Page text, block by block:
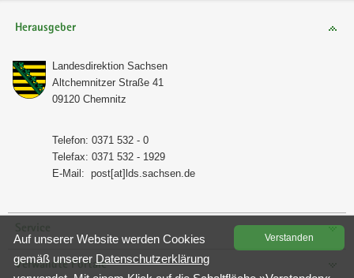
Herausgeber
Lan­des­di­rek­ti­on Sach­sen
Alt­chem­nit­zer Stra­ße 41
09120 Chem­nitz
Te­le­fon: 0371 532 - 0
Te­le­fax: 0371 532 - 1929
E-​Mail: post[at]lds.sach­sen.de
Verwandte Portale
Ver­stan­den
Auf un­se­rer Web­site wer­den Coo­kies
gemäß un­se­rer Da­ten­schutz­er­klä­rung